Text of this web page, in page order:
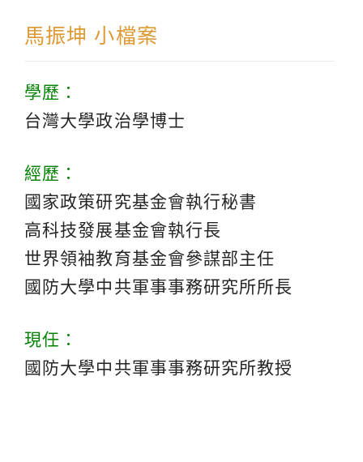
馬振坤 小檔案
學歷：
台灣大學政治學博士
經歷：
國家政策研究基金會執行秘書
高科技發展基金會執行長
世界領袖教育基金會參謀部主任
國防大學中共軍事事務研究所所長
現任：
國防大學中共軍事事務研究所教授